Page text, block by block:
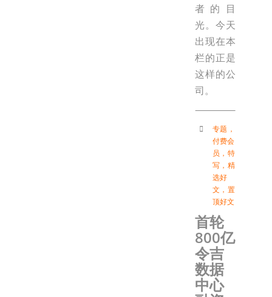
者的目
光。今天
出现在本
栏的正是
这样的公
司。
专题 ，
付费会
员 ， 特
写 ， 精
选好
文 ， 置
顶好文
首轮
800亿
令吉
数据
中心